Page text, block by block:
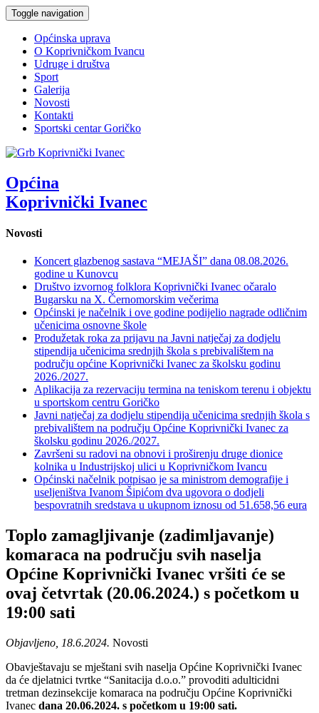
Toggle navigation
Općinska uprava
O Koprivničkom Ivancu
Udruge i društva
Sport
Galerija
Novosti
Kontakti
Sportski centar Goričko
Općina
Koprivnički Ivanec
Novosti
Koncert glazbenog sastava “MEJAŠI” dana 08.08.2026.
godine u Kunovcu
Društvo izvornog folklora Koprivnički Ivanec očaralo
Bugarsku na X. Černomorskim večerima
Općinski je načelnik i ove godine podijelio nagrade odličnim
učenicima osnovne škole
Produžetak roka za prijavu na Javni natječaj za dodjelu
stipendija učenicima srednjih škola s prebivalištem na
području općine Koprivnički Ivanec za školsku godinu
2026./2027.
Aplikacija za rezervaciju termina na teniskom terenu i objektu
u sportskom centru Goričko
Javni natječaj za dodjelu stipendija učenicima srednjih škola s
prebivalištem na području Općine Koprivnički Ivanec za
školsku godinu 2026./2027.
Završeni su radovi na obnovi i proširenju druge dionice
kolnika u Industrijskoj ulici u Koprivničkom Ivancu
Općinski načelnik potpisao je sa ministrom demografije i
useljeništva Ivanom Šipićom dva ugovora o dodjeli
bespovratnih sredstava u ukupnom iznosu od 51.658,56 eura
Toplo zamagljivanje (zadimljavanje)
komaraca na području svih naselja
Općine Koprivnički Ivanec vršiti će se
ovaj četvrtak (20.06.2024.) s početkom u
19:00 sati
Objavljeno, 18.6.2024. Novosti
Obavještavaju se mještani svih naselja Općine Koprivnički Ivanec
da će djelatnici tvrtke “Sanitacija d.o.o.” provoditi adulticidni
tretman dezinsekcije komaraca na području Općine Koprivnički
Ivanec dana 20.06.2024. s početkom u 19:00 sati.